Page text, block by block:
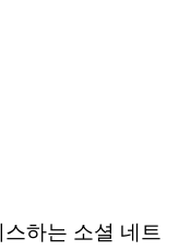
하는 소셜 네트